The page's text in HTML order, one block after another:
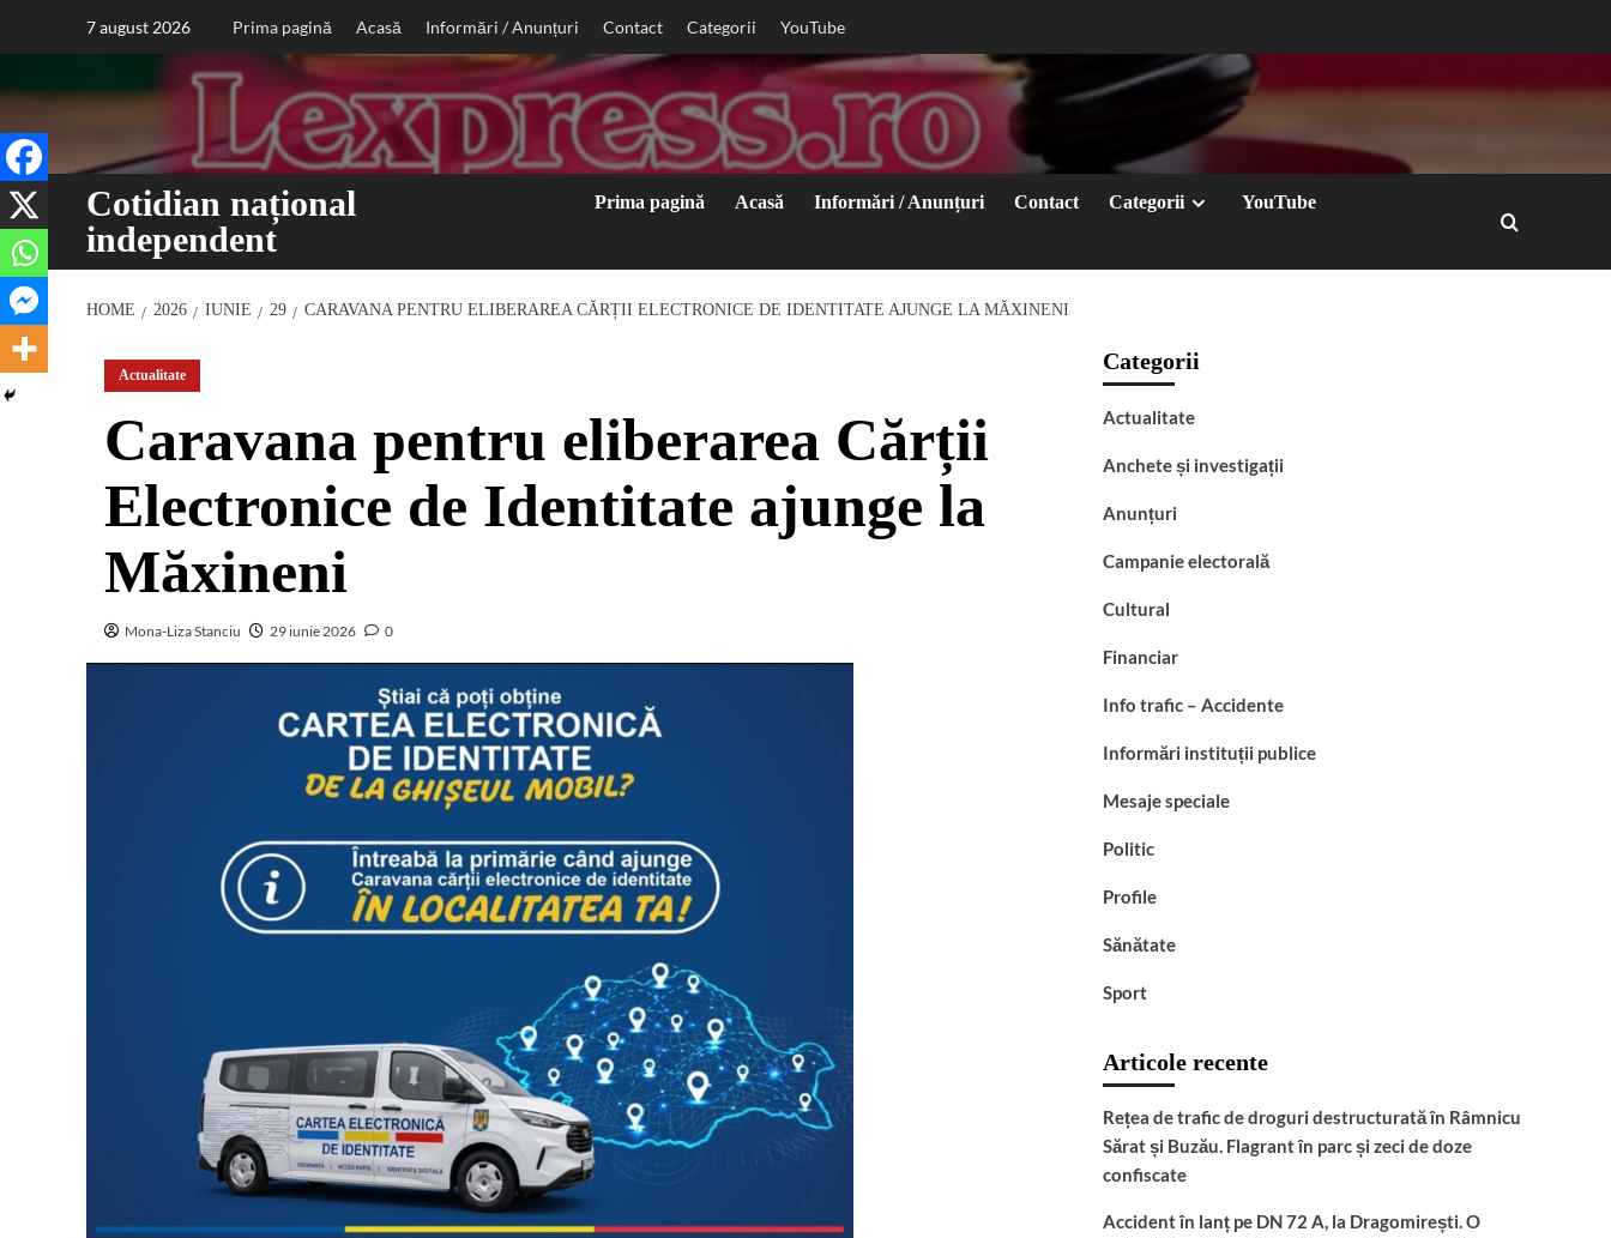
7 august 2026 Prima pagină Acasă Informări / Anunțuri Contact Categorii YouTube
Cotidian național
independent
Prima pagină Acasă Informări / Anunțuri Contact Categorii YouTube
HOME 2026 IUNIE 29 CARAVANA PENTRU ELIBERAREA CĂRȚII ELECTRONICE DE IDENTITATE AJUNGE LA MĂXINENI
Actualitate
Caravana pentru eliberarea Cărții
Electronice de Identitate ajunge la
Măxineni
Mona-Liza Stanciu 29 iunie 2026 0
Categorii
Actualitate
Anchete și investigații
Anunțuri
Campanie electorală
Cultural
Financiar
Info trafic – Accidente
Informări instituții publice
Mesaje speciale
Politic
Profile
Sănătate
Sport
Articole recente
Rețea de trafic de droguri destructurată în Râmnicu
Sărat și Buzău. Flagrant în parc și zeci de doze
confiscate
Accident în lanț pe DN 72 A, la Dragomirești. O